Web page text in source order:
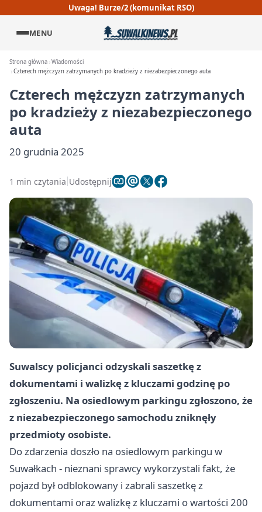
Uwaga! Burze/2 (komunikat RSO)
MENU
Strona główna Wiadomości
Czterech mężczyzn zatrzymanych po kradzieży z niezabezpieczonego auta
Czterech mężczyzn zatrzymanych
po kradzieży z niezabezpieczonego
auta
20 grudnia 2025
1 min czytania Udostępnij
Suwalscy policjanci odzyskali saszetkę z
dokumentami i walizkę z kluczami godzinę po
zgłoszeniu. Na osiedlowym parkingu zgłoszono, że
z niezabezpieczonego samochodu zniknęły
przedmioty osobiste.
Do zdarzenia doszło na osiedlowym parkingu w
Suwałkach - nieznani sprawcy wykorzystali fakt, że
pojazd był odblokowany i zabrali saszetkę z
dokumentami oraz walizkę z kluczami o wartości 200